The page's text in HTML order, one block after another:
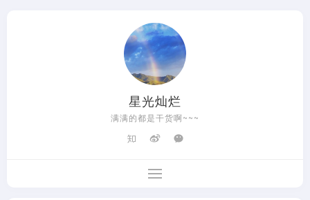
星光灿烂
满满的都是干货啊~~~